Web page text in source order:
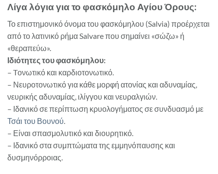
Λίγα λόγια για το φασκόμηλο Αγίου Όρους:
Το επιστημονικό όνομα του φασκόμηλου (Salvia) προέρχεται
από το λατινικό ρήμα Salvare που σημαίνει «σώζω» ή
«θεραπεύω».
Ιδιότητες του φασκόμηλου:
– Tονωτικό και καρδιοτονωτικό.
– Νευροτονωτικό για κάθε μορφή ατονίας και αδυναμίας,
νευρικής αδυναμίας, ιλίγγου και νευραλγιών.
– Ιδανικό σε περίπτωση κρυολογήματος σε συνδυασμό με
Τσάι του Βουνού
– Είναι σπασμολυτικό και διουρητικό.
– Ιδανικό στα συμπτώματα της εμμηνόπαυσης και
δυσμηνόρροιας.